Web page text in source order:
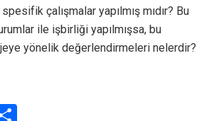
çalışmalar yapılmış mıdır? Bu
ile işbirliği yapılmışsa, bu
yönelik değerlendirmeleri nelerdir?